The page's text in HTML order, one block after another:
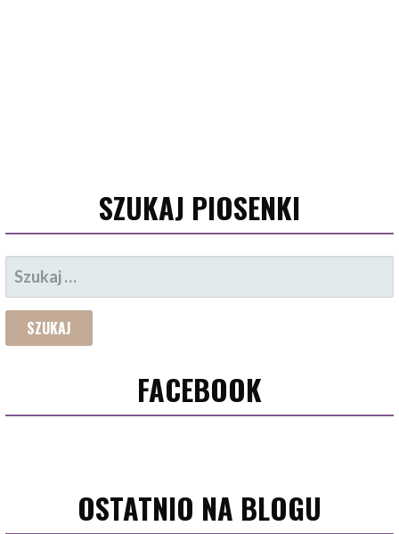
SZUKAJ PIOSENKI
SZUKAJ:
FACEBOOK
OSTATNIO NA BLOGU